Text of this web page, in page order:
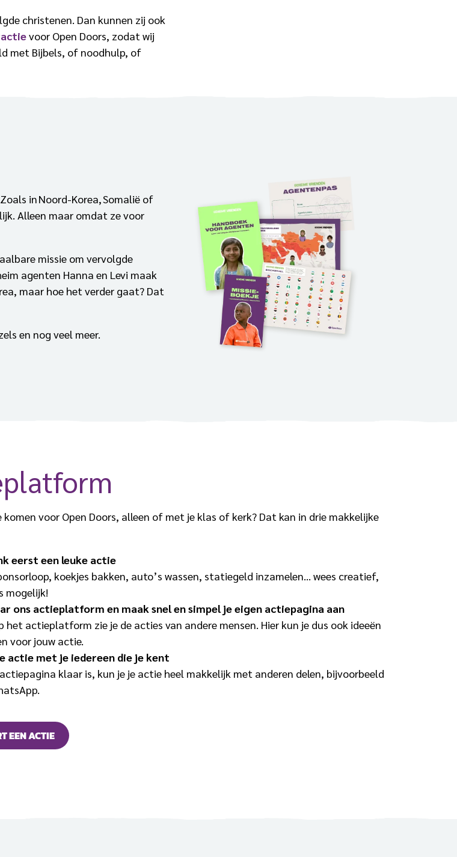
christenen. Dan kunnen zij ook
voor Open Doors, zodat wij
met Bijbels, of noodhulp, of
in Noord-Korea, Somalië of
Alleen maar omdat ze voor
missie om vervolgde
agenten Hanna en Levi maak
maar hoe het verder gaat? Dat
en nog veel meer.
komen voor Open Doors, alleen of met je klas of kerk? Dat kan in drie makkelijke
eerst een leuke actie
koekjes bakken, auto’s wassen, statiegeld inzamelen… wees creatief,
mogelijk!
ons actieplatform en maak snel en simpel je eigen actiepagina aan
het actieplatform zie je de acties van andere mensen. Hier kun je dus ook ideeën
voor jouw actie.
actie met je iedereen die je kent
klaar is, kun je je actie heel makkelijk met anderen delen, bijvoorbeeld
EEN ACTIE